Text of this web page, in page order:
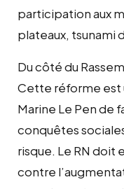
participation aux
plateaux, tsunami
Du côté du
Cette réforme est
Marine Le Pen de
conquêtes
risque. Le RN doit
contre